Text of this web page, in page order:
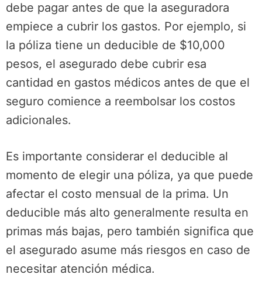
debe pagar antes de que la aseguradora
empiece a cubrir los gastos. Por ejemplo, si
la póliza tiene un deducible de $10,000
pesos, el asegurado debe cubrir esa
cantidad en gastos médicos antes de que el
seguro comience a reembolsar los costos
adicionales.
Es importante considerar el deducible al
momento de elegir una póliza, ya que puede
afectar el costo mensual de la prima. Un
deducible más alto generalmente resulta en
primas más bajas, pero también significa que
el asegurado asume más riesgos en caso de
necesitar atención médica.